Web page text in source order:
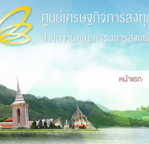
ศูนย์เศรษฐกิจการลง
สำนักงานคณะกรรมการส่งเ
หน้าแรก